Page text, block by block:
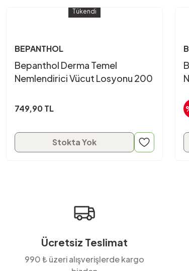
Tükendi
BEPANTHOL
Bepanthol Derma Temel
Nemlendirici Vücut Losyonu 200
749,90 TL
Stokta Yok
Ücretsiz Teslimat
990 ₺ üzeri alışverişlerde kargo